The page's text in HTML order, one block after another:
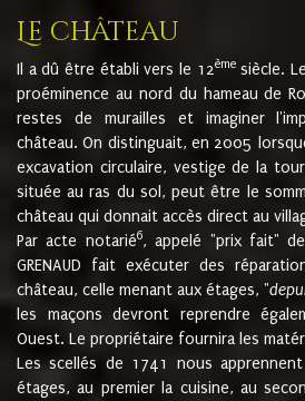
Le château
Il a dû être établi vers le 12èmesiècle.
proéminence au nord du hameau de
restes de murailles et imaginer
château. On distinguait, en 2005
excavation circulaire, vestige de la
située au ras du sol, peut être le
château qui donnait accès direct au
Par acte notarié6, appelé "prix fait"
GRENAUD fait exécuter des
château, celle menant aux étages, "
les maçons devront reprendre
Ouest. Le propriétaire fournira les
Les scellés de 1741 nous
étages, au premier la cuisine, au